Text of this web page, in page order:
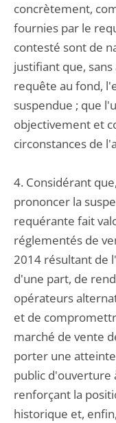
concrètement,
fournies par le
contesté sont de
justifiant que,
requête au fond,
suspendue ; que
objectivement et
circonstances de
4. Considérant
prononcer la
requérante fait
réglementés de
2014 résultant de
d'une part, de
opérateurs
et de
marché de vente
porter une
public d'ouverture
renforçant la
historique et,